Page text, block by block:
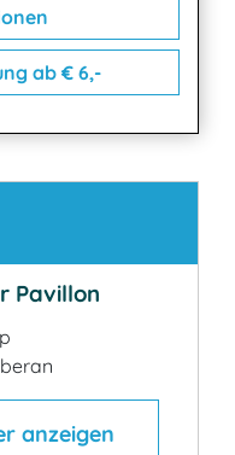
ab € 6,-
Pavillon
anzeigen